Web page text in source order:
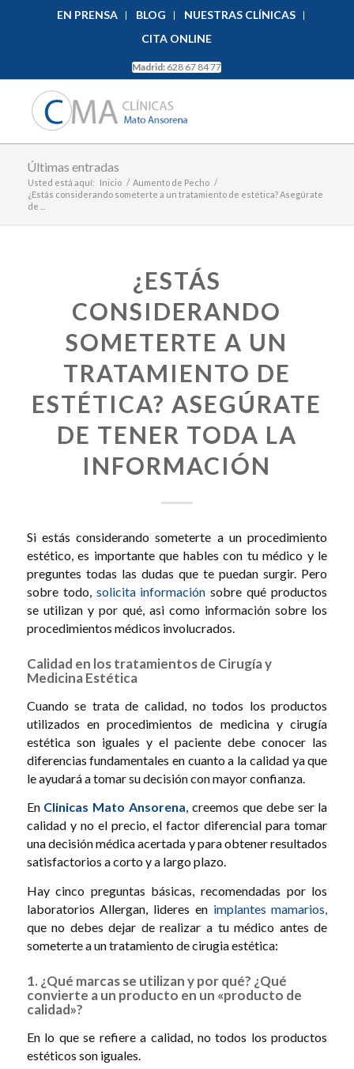
EN PRENSA BLOG
NUESTRAS CLÍNICAS
CITA ONLINE
Madrid: 628 67 84 77
Últimas entradas
Usted está aquí: Inicio / Aumento de Pecho /
¿Estás considerando someterte a un tratamiento de estética? Asegúrate
de ...
¿ESTÁS
CONSIDERANDO
SOMETERTE A UN
TRATAMIENTO DE
ESTÉTICA? ASEGÚRATE
DE TENER TODA LA
INFORMACIÓN
Si estás considerando someterte a un procedimiento
estético, es importante que hables con tu médico y le
preguntes todas las dudas que te puedan surgir. Pero
sobre todo, solicita información sobre qué productos
se utilizan y por qué, asi como información sobre los
procedimientos médicos involucrados.
Calidad en los tratamientos de Cirugía y
Medicina Estética
Cuando se trata de calidad, no todos los productos
utilizados en procedimientos de medicina y cirugía
estética son iguales y el paciente debe conocer las
diferencias fundamentales en cuanto a la calidad ya que
le ayudará a tomar su decisión con mayor confianza.
En Clinicas Mato Ansorena, creemos que debe ser la
calidad y no el precio, el factor diferencial para tomar
una decisión médica acertada y para obtener resultados
satisfactorios a corto y a largo plazo.
Hay cinco preguntas básicas, recomendadas por los
laboratorios Allergan, lideres en implantes mamarios,
que no debes dejar de realizar a tu médico antes de
someterte a un tratamiento de cirugia estética:
1. ¿Qué marcas se utilizan y por qué? ¿Qué
convierte a un producto en un «producto de
calidad»?
En lo que se refiere a calidad, no todos los productos
estéticos son iguales.